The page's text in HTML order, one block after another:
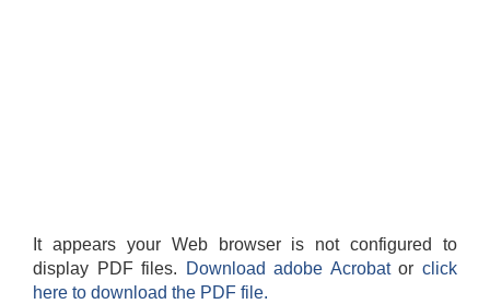
It appears your Web browser is not configured to
display PDF files.
Download adobe Acrobatorclick
here to download the PDF file.